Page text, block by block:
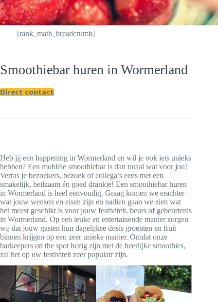
[rank_math_breadcrumb]
Heb jij een happening in Wormerland en wil je ook iets unieks
hebben? Een mobiele smoothiebar is dan totaal wat voor jou!
Verras je bezoekers, bezoek of collega’s eens met een
smakelijk, heilzaam én goed drankje! Een smoothiebar huren
in Wormerland is heel eenvoudig. Graag komen we erachter
wat jouw wensen en eisen zijn en nadien gaan we zien wat
het meest geschikt is voor jouw festiviteit, beurs of gebeurtenis
in Wormerland. Op een leuke en entertainende manier zorgen
wij dat jouw gasten hun dagelijkse dosis groenten en fruit
binnen krijgen op een zeer unieke manier. Omdat onze
barkeepers on the spot bezig zijn met de heerlijke smoothies,
zal het op uw festiviteit zeer populair zijn.
Smoothiebar huren in Wormerland
Direct contact